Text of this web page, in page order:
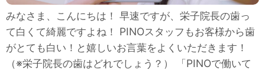
みなさま、こんにちは！ 早速ですが、栄子院長の歯っ
て白くて綺麗ですよね！ PINOスタッフもお客様から歯
がとても白い！と嬉しいお言葉をよくいただきます！
（※栄子院長の歯はどれでしょう？） 「PINOで働いて